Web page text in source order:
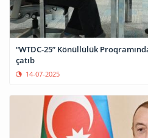
“WTDC-25” Könüllülük
çatıb
14-07-2025